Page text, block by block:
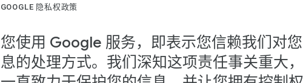
GOOGLE 隐私权政策
您使用 Google 服务，即表示您信赖我们对
息的处理方式。我们深知这项责任事关重大